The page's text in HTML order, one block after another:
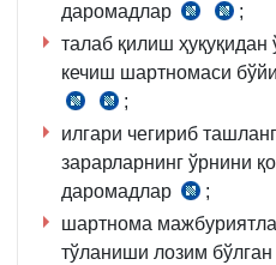
даромадлар
СК
297-
м.
қ.
12-
б.
СК
463-
м.
қ.
;
талаб қилиш ҳуқуқидан
кечиш шартномаси
СК
300-
м.
СК
463-
м.
1-
қ.
;
илгари чегириб
зарарларнинг ўрнини
даромадлар
СК
301-
м.
;
шартнома
тўланиши лозим